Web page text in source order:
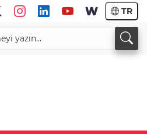
TR
33,9615